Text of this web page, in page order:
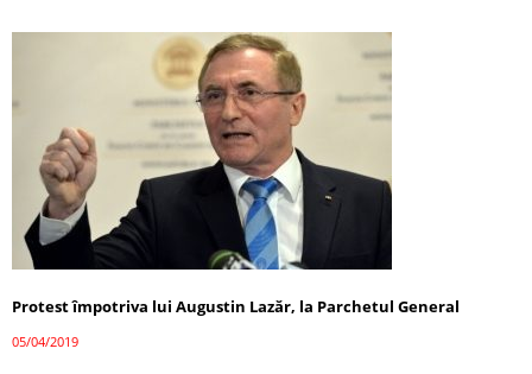
Protest împotriva lui Augustin Lazăr, la Parchetul General
05/04/2019